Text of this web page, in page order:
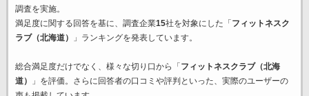
調査を実施。
満足度に関する回答を基に、調査企業15社を対象にした「 フィットネスク
ラブ（北海道）
」ランキングを発表しています。
総合満足度だけでなく、様々な切り口から「 フィットネスクラブ（北海
道）
」を評価。さらに回答者の口コミや評判といった、実際のユーザーの